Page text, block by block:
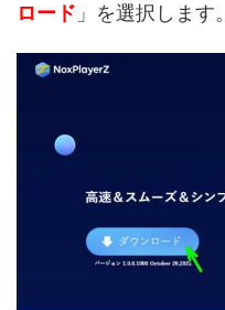
ロード 」を選択します。